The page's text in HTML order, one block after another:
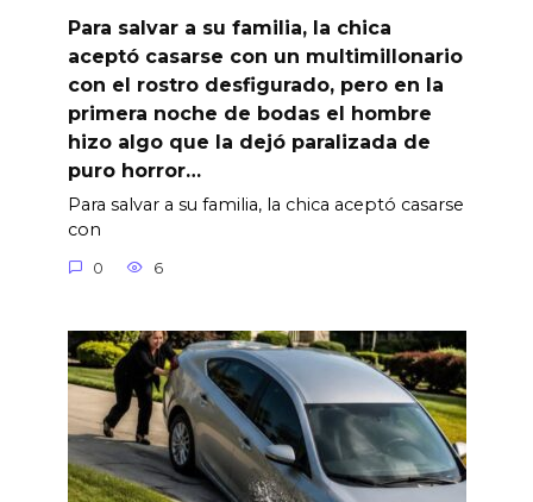
Para salvar a su familia, la chica
aceptó casarse con un multimillonario
con el rostro desfigurado, pero en la
primera noche de bodas el hombre
hizo algo que la dejó paralizada de
puro horror…
Para salvar a su familia, la chica aceptó casarse
con
0 6